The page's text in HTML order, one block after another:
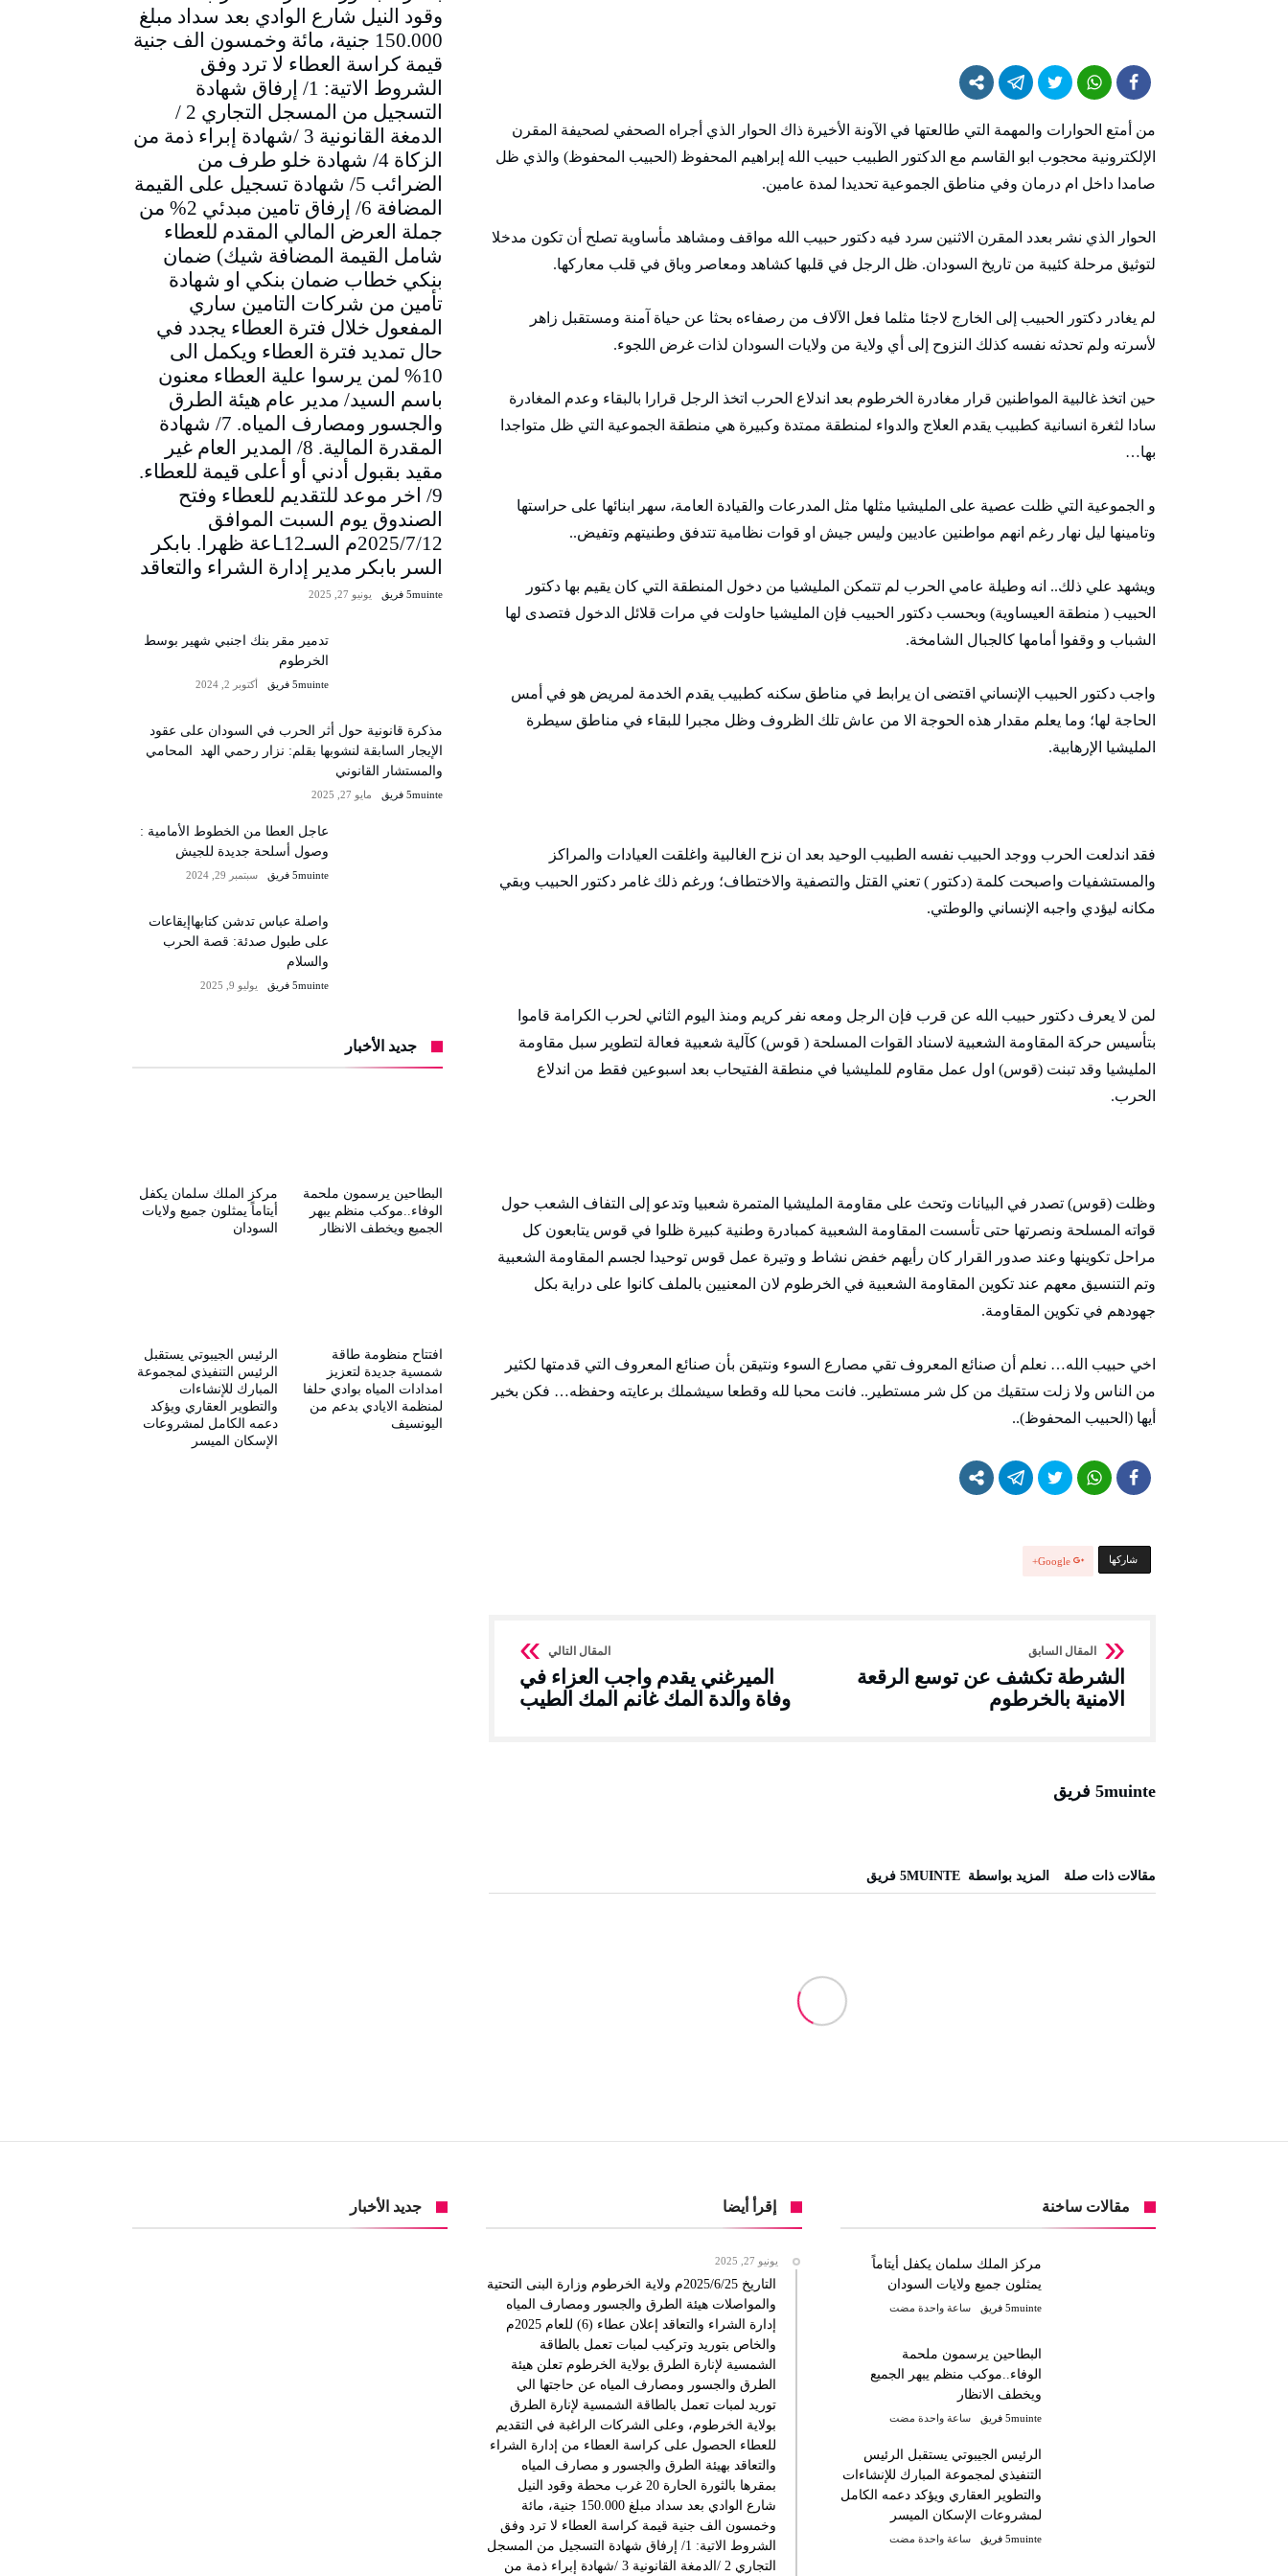
من أمتع الحوارات والمهمة التي طالعتها في الآونة الأخيرة ذاك الحوار الذي أجراه الصحفي لصحيفة المقرن
الإلكترونية محجوب ابو القاسم مع الدكتور الطبيب حبيب الله إبراهيم المحفوظ (الحبيب المحفوظ) والذي ظل
صامدا داخل ام درمان وفي مناطق الجموعية تحديدا لمدة عامين.
الحوار الذي نشر بعدد المقرن الاثنين سرد فيه دكتور حبيب الله مواقف ومشاهد مأساوية تصلح أن تكون مدخلا
لتوثيق مرحلة كئيبة من تاريخ السودان. ظل الرجل في قلبها كشاهد ومعاصر وباق في قلب معاركها.
لم يغادر دكتور الحبيب إلى الخارج لاجئا مثلما فعل الآلاف من رصفاءه بحثا عن حياة آمنة ومستقبل زاهر
لأسرته ولم تحدثه نفسه كذلك النزوح إلى أي ولاية من ولايات السودان لذات غرض اللجوء.
حين اتخذ غالبية المواطنين قرار مغادرة الخرطوم بعد اندلاع الحرب اتخذ الرجل قرارا بالبقاء وعدم المغادرة
سادا لثغرة انسانية كطبيب يقدم العلاج والدواء لمنطقة ممتدة وكبيرة هي منطقة الجموعية التي ظل متواجدا
بها…
و الجموعية التي ظلت عصية على المليشيا مثلها مثل المدرعات والقيادة العامة، سهر ابنائها على حراستها
وتامينها ليل نهار رغم انهم مواطنين عاديين وليس جيش او قوات نظامية تتدفق وطنيتهم وتفيض..
ويشهد علي ذلك.. انه وطيلة عامي الحرب لم تتمكن المليشيا من دخول المنطقة التي كان يقيم بها دكتور
الحبيب ( منطقة العيساوية) وبحسب دكتور الحبيب فإن المليشيا حاولت في مرات قلائل الدخول فتصدى لها
الشباب و وقفوا أمامها كالجبال الشامخة.
واجب دكتور الحبيب الإنساني اقتضى ان يرابط في مناطق سكنه كطبيب يقدم الخدمة لمريض هو في أمس
الحاجة لها؛ وما يعلم مقدار هذه الحوجة الا من عاش تلك الظروف وظل مجبرا للبقاء في مناطق سيطرة
المليشيا الإرهابية.
فقد اندلعت الحرب ووجد الحبيب نفسه الطبيب الوحيد بعد ان نزح الغالبية واغلقت العيادات والمراكز
والمستشفيات واصبحت كلمة (دكتور ) تعني القتل والتصفية والاختطاف؛ ورغم ذلك غامر دكتور الحبيب وبقي
مكانه ليؤدي واجبه الإنساني والوطتي.
لمن لا يعرف دكتور حبيب الله عن قرب فإن الرجل ومعه نفر كريم ومنذ اليوم الثاني لحرب الكرامة قاموا
بتأسيس حركة المقاومة الشعبية لاسناد القوات المسلحة ( قوس) كآلية شعبية فعالة لتطوير سبل مقاومة
المليشيا وقد تبنت (قوس) اول عمل مقاوم للمليشيا في منطقة الفتيحاب بعد اسبوعين فقط من اندلاع
الحرب.
وظلت (قوس) تصدر في البيانات وتحث على مقاومة المليشيا المتمرة شعبيا وتدعو إلى التفاف الشعب حول
قواته المسلحة ونصرتها حتى تأسست المقاومة الشعبية كمبادرة وطنية كبيرة ظلوا في قوس يتابعون كل
مراحل تكوينها وعند صدور القرار كان رأيهم خفض نشاط و وتيرة عمل قوس توحيدا لجسم المقاومة الشعبية
وتم التنسيق معهم عند تكوين المقاومة الشعبية في الخرطوم لان المعنيين بالملف كانوا على دراية بكل
جهودهم في تكوين المقاومة.
اخي حبيب الله… نعلم أن صنائع المعروف تقي مصارع السوء ونتيقن بأن صنائع المعروف التي قدمتها لكثير
من الناس ولا زلت ستقيك من كل شر مستطير.. فانت محبا لله وقطعا سيشملك برعايته وحفظه… فكن بخير
أيها (الحبيب المحفوظ)..
‫‫ شاركها‬ Google+
الشرطة تكشف عن توسع الرقعة
الامنية بالخرطوم
الميرغني يقدم واجب العزاء في
وفاة والدة المك غانم المك الطيب
5muinte فريق
‫مقالات ذات صلة‬ ‫‫المزيد بواسطة‬ ‬ 5MUINTE فريق
وقود النيل شارع الوادي بعد سداد مبلغ
150.000 جنية، مائة وخمسون الف جنية
قيمة كراسة العطاء لا ترد وفق
الشروط الاتية: 1/ إرفاق شهادة
التسجيل من المسجل التجاري 2 /
الدمغة القانونية 3 /شهادة إبراء ذمة من
الزكاة 4/ شهادة خلو طرف من
الضرائب 5/ شهادة تسجيل على القيمة
المضافة 6/ إرفاق تامين مبدئي 2% من
جملة العرض المالي المقدم للعطاء
شامل القيمة المضافة شيك) ضمان
بنكي خطاب ضمان بنكي او شهادة
تأمين من شركات التامين ساري
المفعول خلال فترة العطاء يجدد في
حال تمديد فترة العطاء ويكمل الى
10% لمن يرسوا علية العطاء معنون
باسم السيد/ مدير عام هيئة الطرق
والجسور ومصارف المياه. 7/ شهادة
المقدرة المالية. 8/ المدير العام غير
مقيد بقبول أدني أو أعلى قيمة للعطاء.
9/ اخر موعد للتقديم للعطاء وفتح
الصندوق يوم السبت الموافق
2025/7/12م السـ12ـاعة ظهرا. بابكر
السر بابكر مدير إدارة الشراء والتعاقد
5muinte فريق يونيو 27, 2025
تدمير مقر بنك اجنبي شهير بوسط
الخرطوم
5muinte فريق أكتوبر 2, 2024
مذكرة قانونية حول أثر الحرب في السودان على عقود
الإيجار السابقة لنشوبها بقلم: نزار رحمي الهد المحامي
والمستشار القانوني
5muinte فريق مايو 27, 2025
عاجل العطا من الخطوط الأمامية :
وصول أسلحة جديدة للجيش
5muinte فريق سبتمبر 29, 2024
واصلة عباس تدشن كتابهاإيقاعات
على طبول صدئة: قصة الحرب
والسلام
5muinte فريق يوليو 9, 2025
جديد الأخبار
مركز الملك سلمان يكفل
أيتاماً يمثلون جميع ولايات
السودان
البطاحين يرسمون ملحمة
الوفاء..موكب منظم يبهر
الجميع ويخطف الانظار
الرئيس الجيبوتي يستقبل
الرئيس التنفيذي لمجموعة
المبارك للإنشاءات
والتطوير العقاري ويؤكد
دعمه الكامل لمشروعات
الإسكان الميسر
افتتاح منظومة طاقة
شمسية جديدة لتعزيز
امدادات المياه بوادي حلفا
لمنظمة الايادي بدعم من
اليونسيف
مقالات ساخنة
مركز الملك سلمان يكفل أيتاماً
يمثلون جميع ولايات السودان
5muinte فريق ‫‫‫‏‫ساعة واحدة مضت‬
البطاحين يرسمون ملحمة
الوفاء..موكب منظم يبهر الجميع
ويخطف الانظار
5muinte فريق ‫‫‫‏‫ساعة واحدة مضت‬
الرئيس الجيبوتي يستقبل الرئيس
التنفيذي لمجموعة المبارك للإنشاءات
والتطوير العقاري ويؤكد دعمه الكامل
لمشروعات الإسكان الميسر
5muinte فريق ‫‫‫‏‫ساعة واحدة مضت‬
إقرأ أيضا
يونيو 27, 2025
التاريخ 2025/6/25م ولاية الخرطوم وزارة البنى التحتية
والمواصلات هيئة الطرق والجسور ومصارف المياه
إدارة الشراء والتعاقد إعلان عطاء (6) للعام 2025م
والخاص بتوريد وتركيب لمبات تعمل بالطاقة
الشمسية لإنارة الطرق بولاية الخرطوم تعلن هيئة
الطرق والجسور ومصارف المياه عن حاجتها الي
توريد لمبات تعمل بالطاقة الشمسية لإنارة الطرق
بولاية الخرطوم، وعلى الشركات الراغبة في التقديم
للعطاء الحصول على كراسة العطاء من إدارة الشراء
والتعاقد بهيئة الطرق والجسور و مصارف المياه
بمقرها بالثورة الحارة 20 غرب محطة وقود النيل
شارع الوادي بعد سداد مبلغ 150.000 جنية، مائة
وخمسون الف جنية قيمة كراسة العطاء لا ترد وفق
الشروط الاتية: 1/ إرفاق شهادة التسجيل من المسجل
التجاري 2 /الدمغة القانونية 3 /شهادة إبراء ذمة من
جديد الأخبار